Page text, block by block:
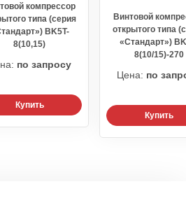
компрессор
типа (серия
BK5T-
8(10,15)
по запросу
Купить
Винтовой
открытого типа
«Стандарт»)
8(10/15)-270
Цена: по
Купить